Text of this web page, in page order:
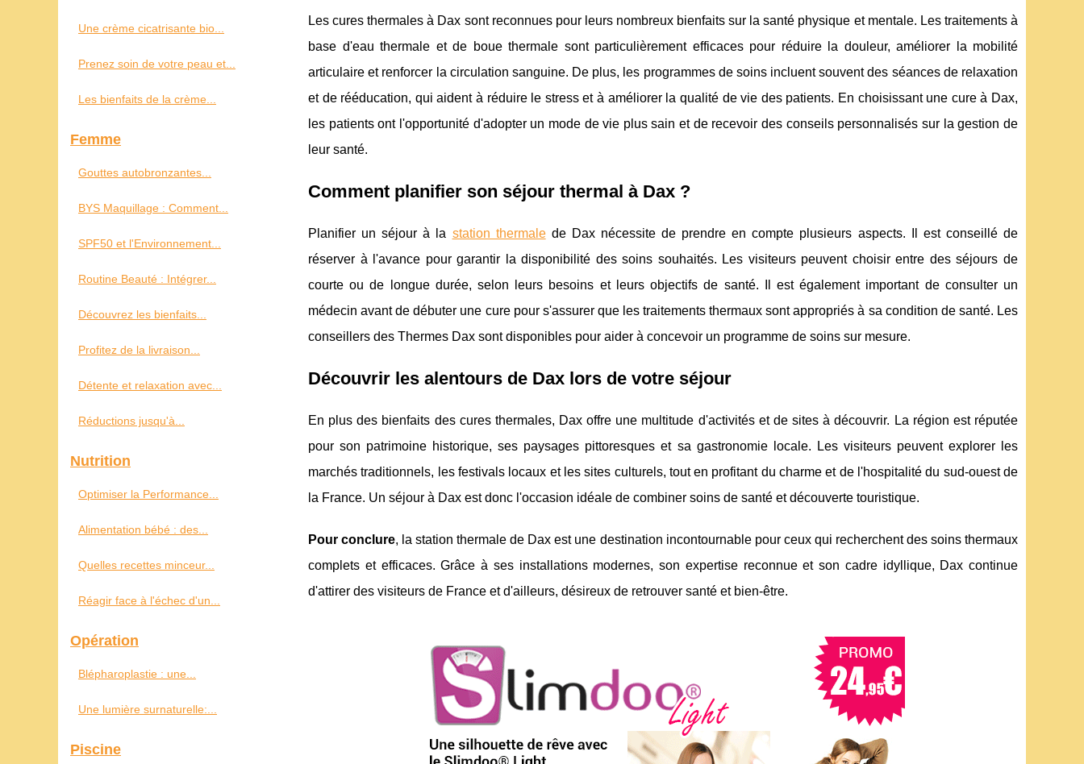
Les cures thermales à Dax sont reconnues pour leurs nombreux bienfaits sur la santé physique et mentale. Les traitements à
base d'eau thermale et de boue thermale sont particulièrement efficaces pour réduire la douleur, améliorer la mobilité
articulaire et renforcer la circulation sanguine. De plus, les programmes de soins incluent souvent des séances de relaxation
et de rééducation, qui aident à réduire le stress et à améliorer la qualité de vie des patients. En choisissant une cure à Dax,
les patients ont l'opportunité d'adopter un mode de vie plus sain et de recevoir des conseils personnalisés sur la gestion de
leur santé.
Comment planifier son séjour thermal à Dax ?
Planifier un séjour à la station thermalede Dax nécessite de prendre en compte plusieurs aspects. Il est conseillé de
réserver à l'avance pour garantir la disponibilité des soins souhaités. Les visiteurs peuvent choisir entre des séjours de
courte ou de longue durée, selon leurs besoins et leurs objectifs de santé. Il est également important de consulter un
médecin avant de débuter une cure pour s'assurer que les traitements thermaux sont appropriés à sa condition de santé. Les
conseillers des Thermes Dax sont disponibles pour aider à concevoir un programme de soins sur mesure.
Découvrir les alentours de Dax lors de votre séjour
En plus des bienfaits des cures thermales, Dax offre une multitude d'activités et de sites à découvrir. La région est réputée
pour son patrimoine historique, ses paysages pittoresques et sa gastronomie locale. Les visiteurs peuvent explorer les
marchés traditionnels, les festivals locaux et les sites culturels, tout en profitant du charme et de l'hospitalité du sud-ouest de
la France. Un séjour à Dax est donc l'occasion idéale de combiner soins de santé et découverte touristique.
Pour conclure, la station thermale de Dax est une destination incontournable pour ceux qui recherchent des soins thermaux
complets et efficaces. Grâce à ses installations modernes, son expertise reconnue et son cadre idyllique, Dax continue
d'attirer des visiteurs de France et d'ailleurs, désireux de retrouver santé et bien-être.
Une crème cicatrisante bio...
Prenez soin de votre peau et...
Les bienfaits de la crème...
Femme
Gouttes autobronzantes...
BYS Maquillage : Comment...
SPF50 et l'Environnement...
Routine Beauté : Intégrer...
Découvrez les bienfaits...
Profitez de la livraison...
Détente et relaxation avec...
Réductions jusqu'à...
Nutrition
Optimiser la Performance...
Alimentation bébé : des...
Quelles recettes minceur...
Réagir face à l'échec d'un...
Opération
Blépharoplastie : une...
Une lumière surnaturelle:...
Piscine